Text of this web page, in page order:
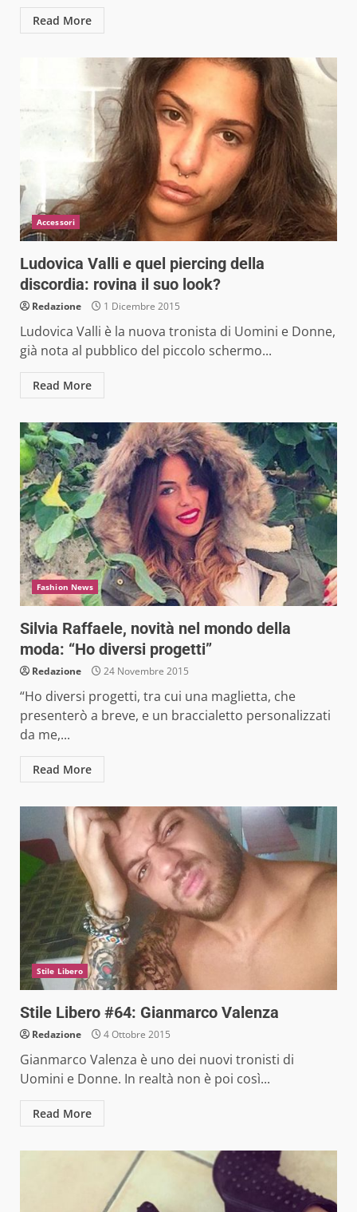
Read More
Accessori
Ludovica Valli e quel piercing della
discordia: rovina il suo look?
Redazione 1 Dicembre 2015
Ludovica Valli è la nuova tronista di Uomini e Donne,
già nota al pubblico del piccolo schermo...
Read More
Fashion News
Silvia Raffaele, novità nel mondo della
moda: “Ho diversi progetti”
Redazione 24 Novembre 2015
“Ho diversi progetti, tra cui una maglietta, che
presenterò a breve, e un braccialetto personalizzati
da me,...
Read More
Stile Libero
Stile Libero #64: Gianmarco Valenza
Redazione 4 Ottobre 2015
Gianmarco Valenza è uno dei nuovi tronisti di
Uomini e Donne. In realtà non è poi così...
Read More